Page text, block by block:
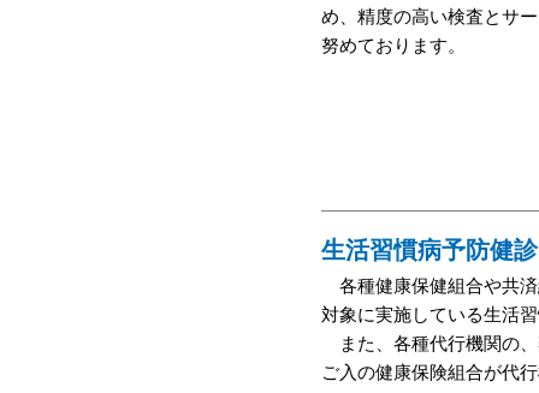
め、精度の高い検査とサ
努めております。
生活習慣病予防健診
各種健康保健組合や共
対象に実施している生活
また、各種代行機関の
ご入の健康保険組合が代